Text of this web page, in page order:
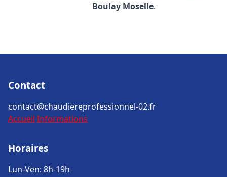
Boulay Moselle.
Contact
contact@chaudiereprofessionnel-02.fr
Accueil Informations
Horaires
Lun-Ven: 8h-19h